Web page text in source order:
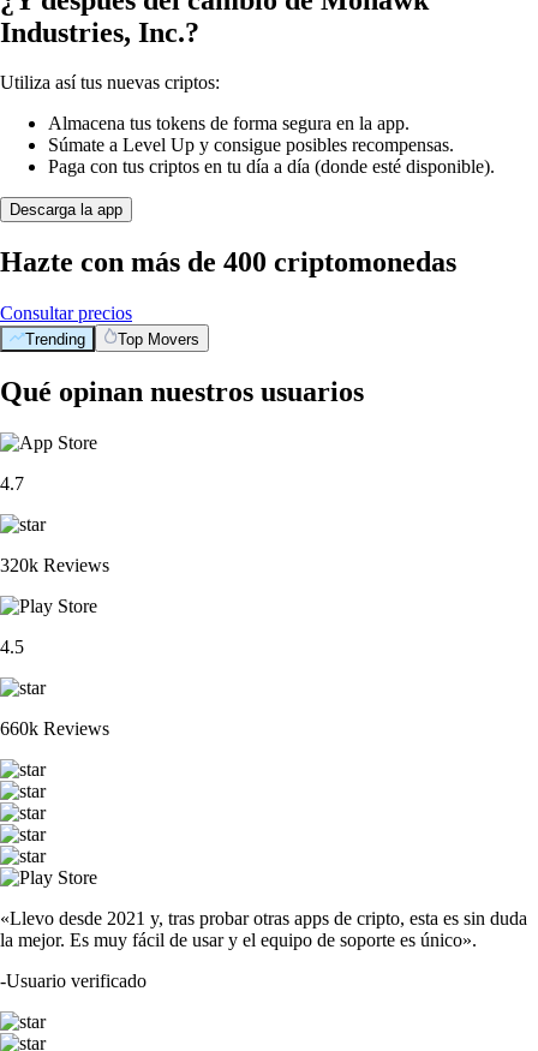
Industries, Inc.?
Utiliza así tus nuevas criptos:
Almacena tus tokens de forma segura en la app.
Súmate a Level Up y consigue posibles recompensas.
Paga con tus criptos en tu día a día (donde esté disponible).
Descarga la app
Hazte con más de 400 criptomonedas
Consultar precios
Trending Top Movers
Qué opinan nuestros usuarios
4.7
320k Reviews
4.5
660k Reviews
«Llevo desde 2021 y, tras probar otras apps de cripto, esta es sin duda
la mejor. Es muy fácil de usar y el equipo de soporte es único».
-Usuario verificado